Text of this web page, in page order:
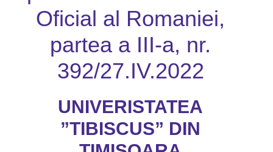
Oficial al Romaniei,
partea a III-a, nr.
392/27.IV.2022
UNIVERISTATEA
”TIBISCUS” DIN